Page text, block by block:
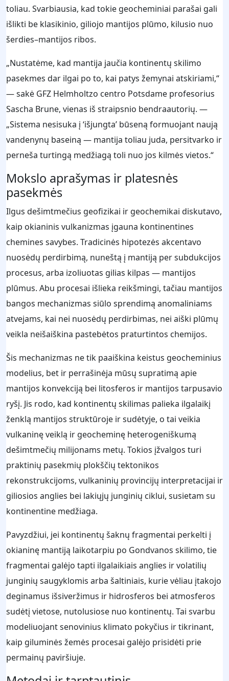
toliau. Svarbiausia, kad tokie geocheminiai parašai gali
išlikti be klasikinio, giliojo mantijos plūmo, kilusio nuo
šerdies–mantijos ribos.
„Nustatėme, kad mantija jaučia kontinentų skilimo
pasekmes dar ilgai po to, kai patys žemynai atskiriami,“
— sakė GFZ Helmholtzo centro Potsdame profesorius
Sascha Brune, vienas iš straipsnio bendraautorių. —
„Sistema nesisuka į ‘išjungta’ būseną formuojant naują
vandenynų baseiną — mantija toliau juda, persitvarko ir
perneša turtingą medžiagą toli nuo jos kilmės vietos.“
Mokslo aprašymas ir platesnės
pasekmės
Ilgus dešimtmečius geofizikai ir geochemikai diskutavo,
kaip okianinis vulkanizmas įgauna kontinentines
chemines savybes. Tradicinės hipotezės akcentavo
nuosėdų perdirbimą, nuneštą į mantiją per subdukcijos
procesus, arba izoliuotas gilias kilpas — mantijos
plūmus. Abu procesai išlieka reikšmingi, tačiau mantijos
bangos mechanizmas siūlo sprendimą anomaliniams
atvejams, kai nei nuosėdų perdirbimas, nei aiški plūmų
veikla neišaiškina pastebėtos praturtintos chemijos.
Šis mechanizmas ne tik paaiškina keistus geocheminius
modelius, bet ir perrašinėja mūsų supratimą apie
mantijos konvekciją bei litosferos ir mantijos tarpusavio
ryšį. Jis rodo, kad kontinentų skilimas palieka ilgalaikį
ženklą mantijos struktūroje ir sudėtyje, o tai veikia
vulkaninę veiklą ir geocheminę heterogeniškumą
dešimtmečių milijonams metų. Tokios įžvalgos turi
praktinių pasekmių plokščių tektonikos
rekonstrukcijoms, vulkaninių provincijų interpretacijai ir
giliosios anglies bei lakiųjų junginių ciklui, susietam su
kontinentine medžiaga.
Pavyzdžiui, jei kontinentų šaknų fragmentai perkelti į
okianinę mantiją laikotarpiu po Gondvanos skilimo, tie
fragmentai galėjo tapti ilgalaikiais anglies ir volatilių
junginių saugyklomis arba šaltiniais, kurie vėliau įtakojo
deginamus išsiveržimus ir hidrosferos bei atmosferos
sudėtį vietose, nutolusiose nuo kontinentų. Tai svarbu
modeliuojant senovinius klimato pokyčius ir tikrinant,
kaip giluminės žemės procesai galėjo prisidėti prie
permainų paviršiuje.